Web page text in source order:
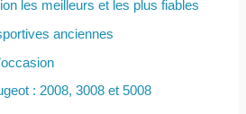
les meilleurs et les plus fiables
anciennes
: 2008, 3008 et 5008